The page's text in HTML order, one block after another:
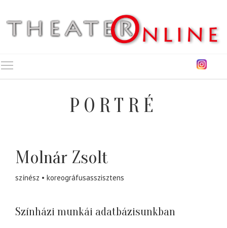
PORTRÉ
Molnár Zsolt
színész koreográfusasszisztens
Színházi munkái adatbázisunkban